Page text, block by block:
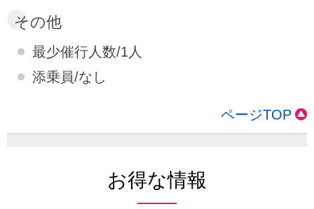
その他
最少催行人数/1人
添乗員/なし
ページTOP
お得な情報